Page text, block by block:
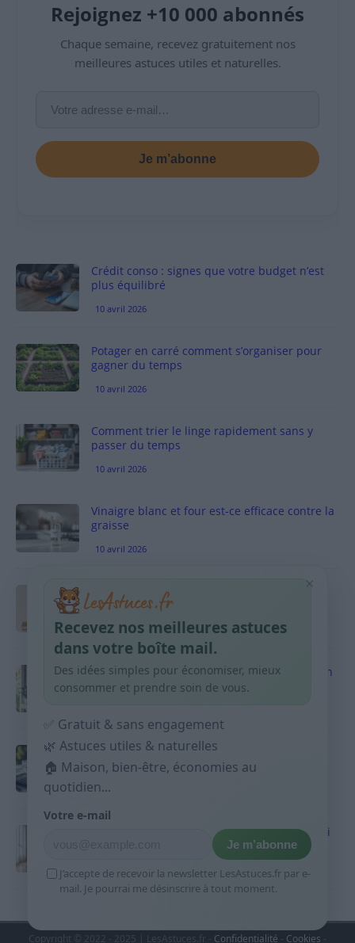
Rejoignez +10 000 abonnés
Chaque semaine, recevez gratuitement nos
meilleures astuces utiles et naturelles.
Je m’abonne
Crédit conso : signes que votre budget n’est
plus équilibré
10 avril 2026
Potager en carré comment s’organiser pour
gagner du temps
10 avril 2026
Comment trier le linge rapidement sans y
passer du temps
10 avril 2026
Vinaigre blanc et four est-ce efficace contre la
graisse
10 avril 2026
Taches pigmentaires : routine simple +
habitudes qui aident
9 avril 2026
Produits ménagers : comment économiser en
courses sans acheter 10 sprays
Budget mensuel : méthode rapide pour
répartir son salaire dès le jour de paie
9 avril 2026
Sport 10 minutes par jour est-ce utile et quoi
9 avril 2026
Copyright © 2022 - 2025 | LesAstuces.fr - Confidentialité Cookies -
×
Recevez nos meilleures astuces
dans votre boîte mail.
Des idées simples pour économiser, mieux
consommer et prendre soin de vous.
✅ Gratuit & sans engagement
🌿 Astuces utiles & naturelles
🏠 Maison, bien-être, économies au
quotidien...
Votre e-mail
Je m’abonne
J’accepte de recevoir la newsletter LesAstuces.fr par e-
mail. Je pourrai me désinscrire à tout moment.